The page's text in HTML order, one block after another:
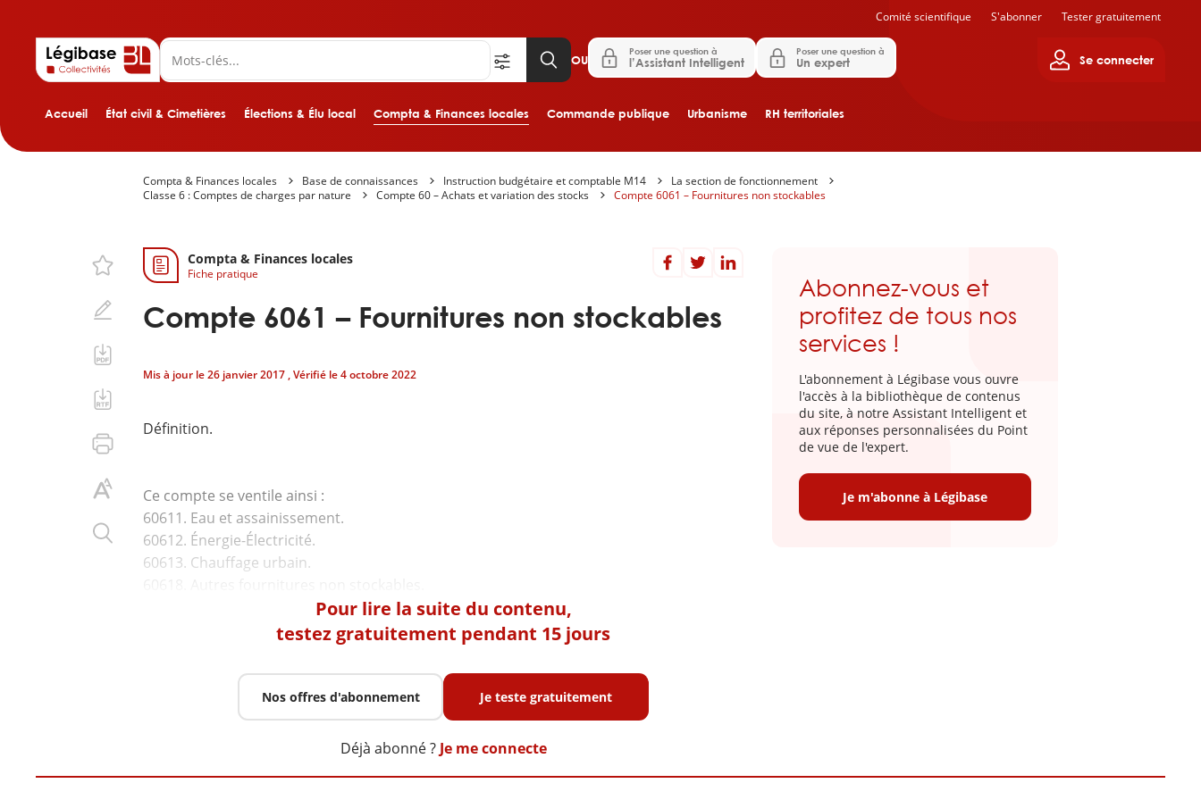
Aller au contenu principal
Accueil État civil & Cimetières Élections & Élu local Compta & Finances locales Commande publique Urbanisme RH territoriales
OU
Poser une question à
l’Assistant Intelligent
Poser une question à
Un expert Se connecter
Comité scientifique S'abonner Tester gratuitement
Compta & Finances locales Base de connaissances Instruction budgétaire et comptable M14
La section de fonctionnement
Classe 6 : Comptes de charges par nature
Compte 60 – Achats et variation des stocks Compte 6061 – Fournitures non stockables
Compta & Finances locales
Fiche pratique
Compte 6061 – Fournitures non stockables
Mis à jour le26 janvier 2017 , Vérifié le4 octobre 2022
Définition.
Ce compte se ventile ainsi :
60611. Eau et assainissement.
60612. Énergie-Électricité.
60613. Chauffage urbain.
Pour lire la suite du contenu,
testez gratuitement pendant 15 jours
Nos offres d'abonnement Je teste gratuitement
Déjà abonné ? Je me connecte
Abonnez-vous et
profitez de tous nos
services !
L'abonnement à Légibase vous ouvre
l'accès à la bibliothèque de contenus
du site, à notre Assistant Intelligent et
aux réponses personnalisées du Point
de vue de l'expert.
Je m'abonne à Légibase